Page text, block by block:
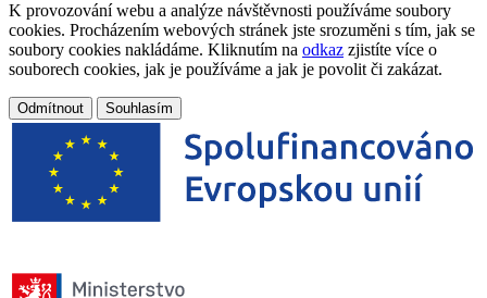
K provozování webu a analýze návštěvnosti používáme soubory
cookies. Procházením webových stránek jste srozuměni s tím, jak se
soubory cookies nakládáme. Kliknutím na odkaz zjistíte více o
souborech cookies, jak je používáme a jak je povolit či zakázat.
Odmítnout Souhlasím